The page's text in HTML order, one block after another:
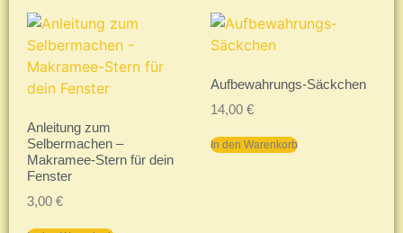
Anleitung zum
Selbermachen –
Makramee-Stern für dein
Fenster
3,00 €
Aufbewahrungs-Säckchen
14,00 €
In den Warenkorb